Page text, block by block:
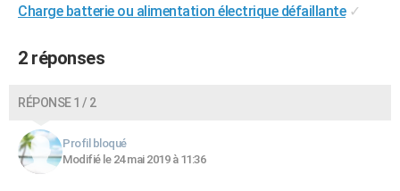
Charge batterie ou alimentation électrique défaillante ✓
2 réponses
RÉPONSE 1 / 2
Profil bloqué
Modifié le 24 mai 2019 à 11:36